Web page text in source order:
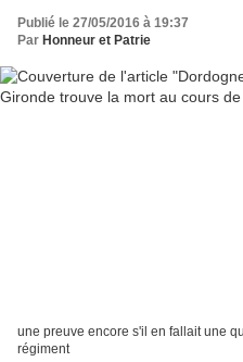
Publié le 27/05/2016 à 19:37
Par Honneur et Patrie
une preuve encore s'il en fallait une que Placé n'a rien à foutre dans ce
régiment